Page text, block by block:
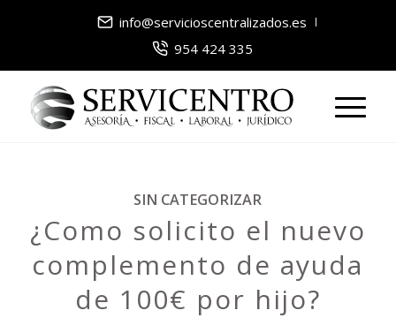
info@servicioscentralizados.es
954 424 335
SIN CATEGORIZAR
¿Como solicito el nuevo
complemento de ayuda
de 100€ por hijo?